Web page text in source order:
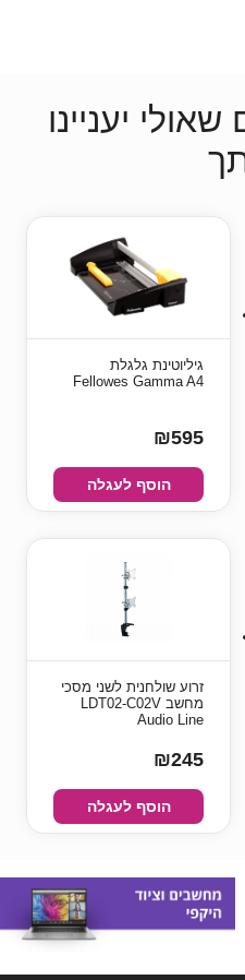
יעניינו
גיליוטינת גלגלת
Fellowes Gamma A4
₪595
הוסף לעגלה
זרוע שולחנית לשני מסכי
מחשב LDT02-C02V
Audio Line
₪245
הוסף לעגלה